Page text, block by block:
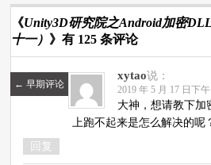
《Unity3D研究院之Android加密
十一） 》有 125 条评论
← 早期评论
xytao说：
2019 年 5 月 17 日下
大神，想请教下加
上跑不起来是怎么解决的呢
回复